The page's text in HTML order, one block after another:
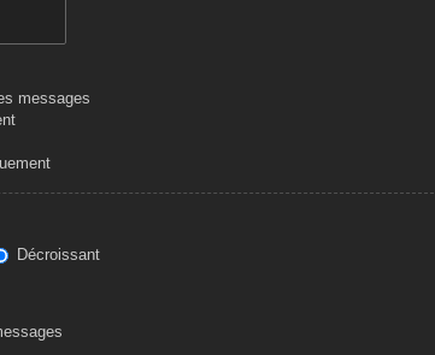
messages
Décroissant